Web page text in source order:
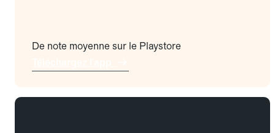
De note moyenne sur le Playstore